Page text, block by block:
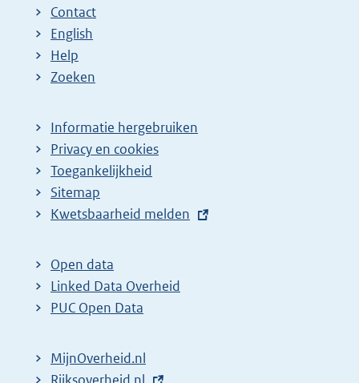
Contact
English
Help
Zoeken
Informatie hergebruiken
Privacy en cookies
Toegankelijkheid
Sitemap
E
t
e
r
l
Kwetsbaarheid melden
Open data
Linked Data Overheid
PUC Open Data
MijnOverheid.nl